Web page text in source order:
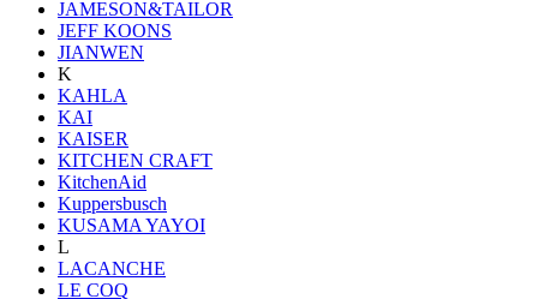
JAMESON&TAILOR
JEFF KOONS
JIANWEN
K
KAHLA
KAI
KAISER
KITCHEN CRAFT
KitchenAid
Kuppersbusch
KUSAMA YAYOI
L
LACANCHE
LE COQ